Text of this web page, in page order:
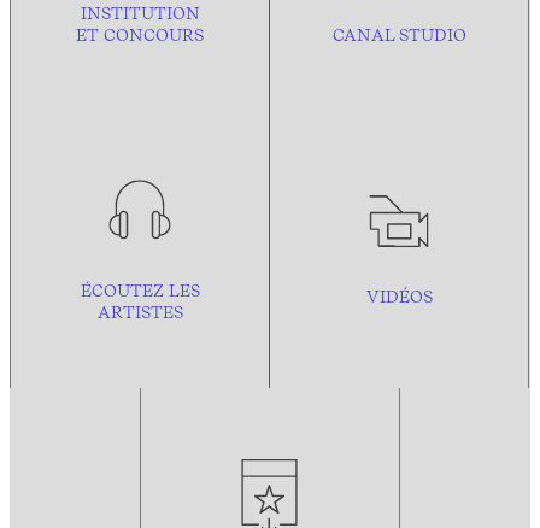
INSTITUTION
ET CONCOURS
CANAL STUDIO
ÉCOUTEZ LES
ARTISTES
VIDÉOS